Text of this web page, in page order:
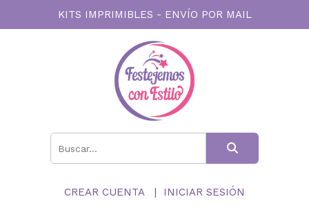
KITS IMPRIMIBLES - ENVÍO POR MAIL
CREAR CUENTA INICIAR SESIÓN